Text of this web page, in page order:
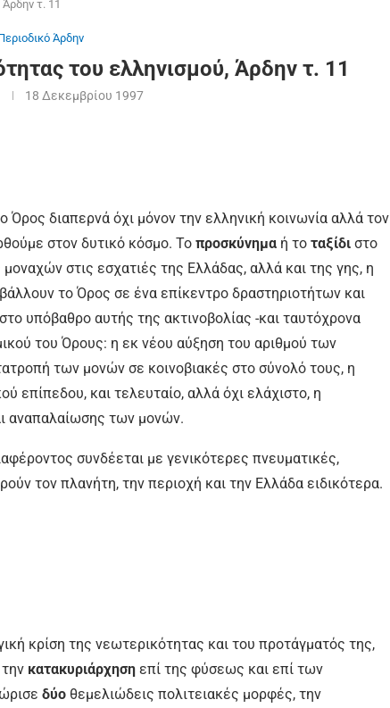
τ. 11
Άρδην
του ελληνισμού, Άρδην τ. 11
18 Δεκεμβρίου 1997
Όρος διαπερνά όχι μόνον την ελληνική κοινωνία αλλά τον
στον δυτικό κόσμο. Το προσκύνημα ή το ταξίδι στο
στις εσχατιές της Ελλάδας, αλλά και της γης, η
το Όρος σε ένα επίκεντρο δραστηριοτήτων και
υπόβαθρο αυτής της ακτινοβολίας -και ταυτόχρονα
του Όρους: η εκ νέου αύξηση του αριθμού των
των μονών σε κοινοβιακές στο σύνολό τους, η
επίπεδου, και τελευταίο, αλλά όχι ελάχιστο, η
αναπαλαίωσης των μονών.
συνδέεται με γενικότερες πνευματικές,
τον πλανήτη, την περιοχή και την Ελλάδα ειδικότερα.
κρίση της νεωτερικότητας και του προτάγματός της,
κατακυριάρχηση επί της φύσεως και επί των
δύο θεμελιώδεις πολιτειακές μορφές, την